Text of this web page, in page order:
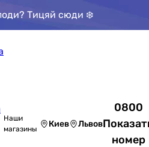
Тицяй сюди ❄️
Наши
магазины
Киев Львов
0800
номер